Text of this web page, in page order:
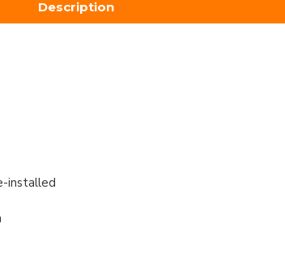
Description
installed